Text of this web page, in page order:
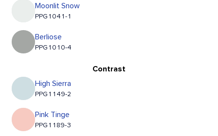
Moonlit Snow
PPG1041-1
Berliose
PPG1010-4
Contrast
High Sierra
PPG1149-2
Pink Tinge
PPG1189-3